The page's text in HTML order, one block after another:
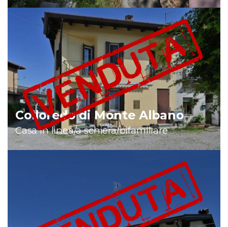
Colloredo di Monte Albano
Casa in linea/a schiera/bifamiliare